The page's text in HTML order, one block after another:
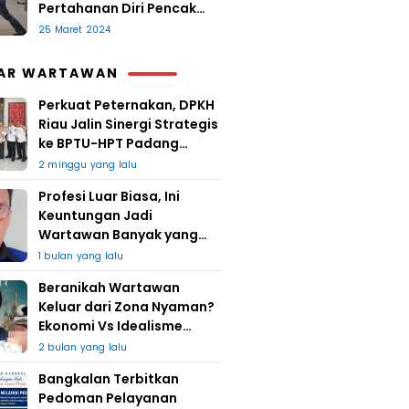
Pertahanan Diri Pencak
Sugesti
25 Maret 2024
WARTAWAN
Perkuat Peternakan, DPKH
Riau Jalin Sinergi Strategis
ke BPTU-HPT Padang
Mengatas
2 minggu yang lalu
Profesi Luar Biasa, Ini
Keuntungan Jadi
Wartawan Banyak yang
Takut
1 bulan yang lalu
Beranikah Wartawan
Keluar dari Zona Nyaman?
Ekonomi Vs Idealisme
Jurnalistik
2 bulan yang lalu
Bangkalan Terbitkan
Pedoman Pelayanan